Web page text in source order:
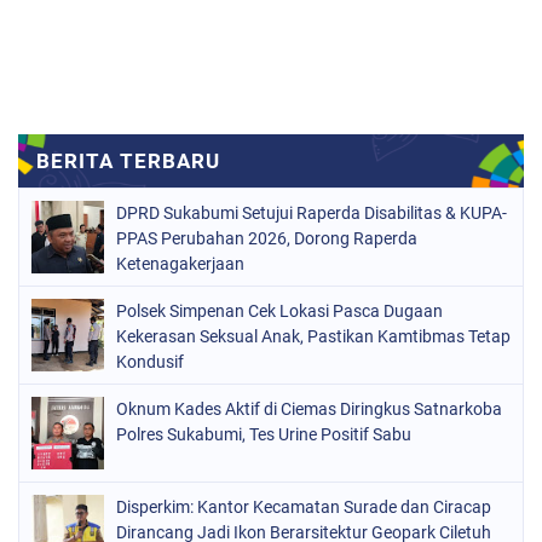
DPRD Sukabumi Setujui Raperda Disabilitas & KUPA-
PPAS Perubahan 2026, Dorong Raperda
Ketenagakerjaan
Polsek Simpenan Cek Lokasi Pasca Dugaan
Kekerasan Seksual Anak, Pastikan Kamtibmas Tetap
Kondusif
Oknum Kades Aktif di Ciemas Diringkus Satnarkoba
Polres Sukabumi, Tes Urine Positif Sabu
Disperkim: Kantor Kecamatan Surade dan Ciracap
Dirancang Jadi Ikon Berarsitektur Geopark Ciletuh